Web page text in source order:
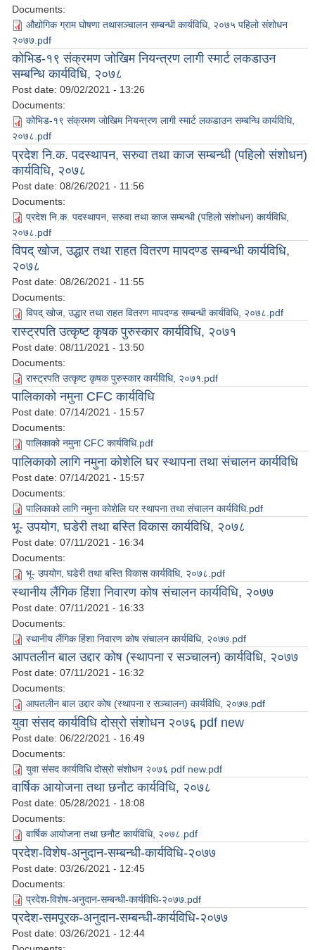
Documents:
औद्योगिक ग्राम घोषणा तथासञ्चालन सम्बन्धी कार्यविधि, २०७५ पहिलो संशोधन
२०७७.pdf
कोभिड-१९ संक्रमण जोखिम नियन्त्रण लागी स्मार्ट लकडाउन
सम्बन्धि कार्यविधि, २०७८
Post date: 09/02/2021 - 13:26
Documents:
कोभिड-१९ संक्रमण जोखिम नियन्त्रण लागी स्मार्ट लकडाउन सम्बन्धि कार्यविधि,
२०७८.pdf
प्रदेश नि.क. पदस्थापन, सरुवा तथा काज सम्बन्धी (पहिलो संशोधन)
कार्यविधि, २०७८
Post date: 08/26/2021 - 11:56
Documents:
प्रदेश नि.क. पदस्थापन, सरुवा तथा काज सम्बन्धी (पहिलो संशोधन) कार्यविधि,
२०७८.pdf
विपद् खोज, उद्धार तथा राहत वितरण मापदण्ड सम्बन्धी कार्यविधि,
२०७८
Post date: 08/26/2021 - 11:55
Documents:
विपद् खोज, उद्धार तथा राहत वितरण मापदण्ड सम्बन्धी कार्यविधि, २०७८.pdf
रास्ट्रपति उत्कृष्ट कृषक पुरुस्कार कार्यविधि, २०७१
Post date: 08/11/2021 - 13:50
Documents:
रास्ट्रपति उत्कृष्ट कृषक पुरुस्कार कार्यविधि, २०७१.pdf
पालिकाको नमुना CFC कार्यविधि
Post date: 07/14/2021 - 15:57
Documents:
पालिकाको नमुना CFC कार्यविधि.pdf
पालिकाको लागि नमुना कोशेलि घर स्थापना तथा संचालन कार्यविधि
Post date: 07/14/2021 - 15:57
Documents:
पालिकाको लागि नमुना कोशेलि घर स्थापना तथा संचालन कार्यविधि.pdf
भू- उपयोग, घडेरी तथा बस्ति विकास कार्यविधि, २०७८
Post date: 07/11/2021 - 16:34
Documents:
भू- उपयोग, घडेरी तथा बस्ति विकास कार्यविधि, २०७८.pdf
स्थानीय लैंगिक हिंशा निवारण कोष संचालन कार्यविधि, २०७७
Post date: 07/11/2021 - 16:33
Documents:
स्थानीय लैंगिक हिंशा निवारण कोष संचालन कार्यविधि, २०७७.pdf
आपतलीन बाल उद्दार कोष (स्थापना र सञ्चालन) कार्यविधि, २०७७
Post date: 07/11/2021 - 16:32
Documents:
आपतलीन बाल उद्दार कोष (स्थापना र सञ्चालन) कार्यविधि, २०७७.pdf
युवा संसद कार्यविधि दोस्रो संशोधन २०७६ pdf new
Post date: 06/22/2021 - 16:49
Documents:
युवा संसद कार्यविधि दोस्रो संशोधन २०७६ pdf new.pdf
वार्षिक आयोजना तथा छनौट कार्यविधि, २०७८
Post date: 05/28/2021 - 18:08
Documents:
वार्षिक आयोजना तथा छनौट कार्यविधि, २०७८.pdf
प्रदेश-विशेष-अनुदान-सम्बन्धी-कार्यविधि-२०७७
Post date: 03/26/2021 - 12:45
Documents:
प्रदेश-विशेष-अनुदान-सम्बन्धी-कार्यविधि-२०७७.pdf
प्रदेश-समपूरक-अनुदान-सम्बन्धी-कार्यविधि-२०७७
Post date: 03/26/2021 - 12:44